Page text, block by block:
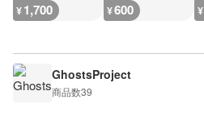
¥1,700 ¥600 ¥
GhostsProject
商品数39